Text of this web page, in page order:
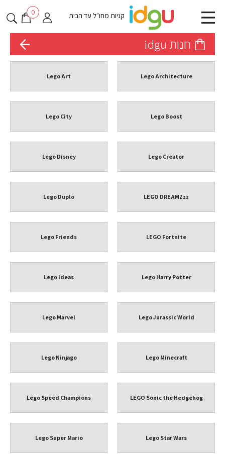
קניות מחו״ל עד הבית 0
חנות idgu
Lego Architecture
Lego Art
Lego Boost
Lego City
Lego Creator
Lego Disney
LEGO DREAMZzz
Lego Duplo
LEGO Fortnite
Lego Friends
Lego Harry Potter
Lego Ideas
Lego Jurassic World
Lego Marvel
Lego Minecraft
Lego Ninjago
LEGO Sonic the Hedgehog
Lego Speed Champions
Lego Star Wars
Lego Super Mario